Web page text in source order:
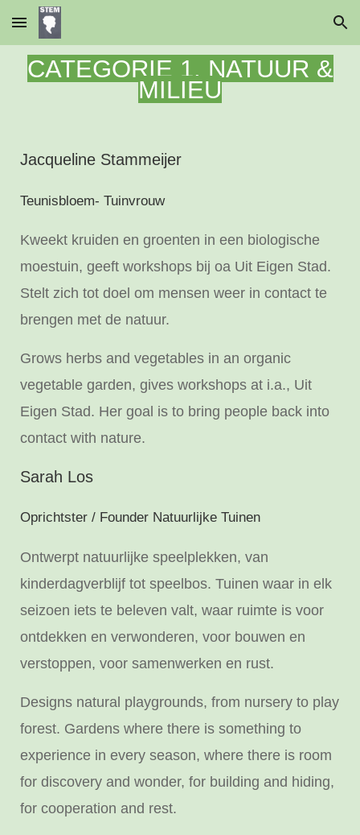
Skip to main content Skip to navigation
CATEGORIE 1. NATUUR &
MILIEU
Jacqueline Stammeijer
Teunisbloem- Tuinvrouw
Kweekt kruiden en groenten in een biologische
moestuin, geeft workshops bij oa Uit Eigen Stad.
Stelt zich tot doel om mensen weer in contact te
brengen met de natuur.
Grows herbs and vegetables in an organic
vegetable garden, gives workshops at i.a., Uit
Eigen Stad. Her goal is to bring people back into
contact with nature.
Sarah Los
Oprichtster / Founder Natuurlijke Tuinen
Ontwerpt natuurlijke speelplekken, van
kinderdagverblijf tot speelbos. Tuinen waar in elk
seizoen iets te beleven valt, waar ruimte is voor
ontdekken en verwonderen, voor bouwen en
verstoppen, voor samenwerken en rust.
Designs natural playgrounds, from nursery to play
forest. Gardens where there is something to
experience in every season, where there is room
for discovery and wonder, for building and hiding,
for cooperation and rest.